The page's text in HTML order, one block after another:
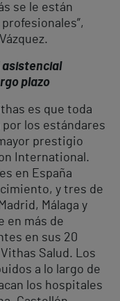
se le están
asistencial
plazo
es que toda
los estándares
prestigio
International.
en España
y tres de
Málaga y
en más de
en sus 20
Salud. Los
a lo largo de
los hospitales